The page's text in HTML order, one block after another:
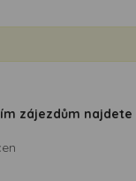
zájezdům najdete